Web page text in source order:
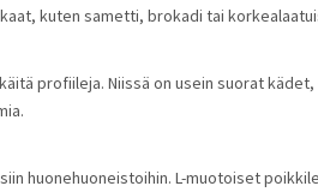
kuten sametti, brokadi tai
profiileja. Niissä on usein suorat
huonehuoneistoihin. L-muotoiset